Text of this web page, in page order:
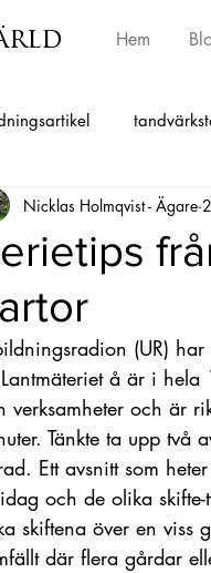
Hem
Istorp Horred
Hajom
Sandberg
Skephult
Nicklas Holmqvist - Ägare
(UR)
å är i hela
verksamheter och är
Tänkte ta upp två
Ett avsnitt som
och de olika
skiftena över en viss
där flera gårdar